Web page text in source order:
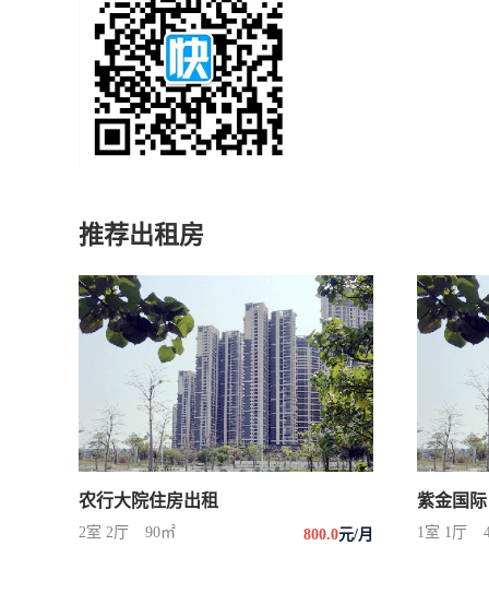
推荐出租房
农行大院住房出租
2室 2厅 90㎡ 800.0元/月
紫金国际
1室 1厅